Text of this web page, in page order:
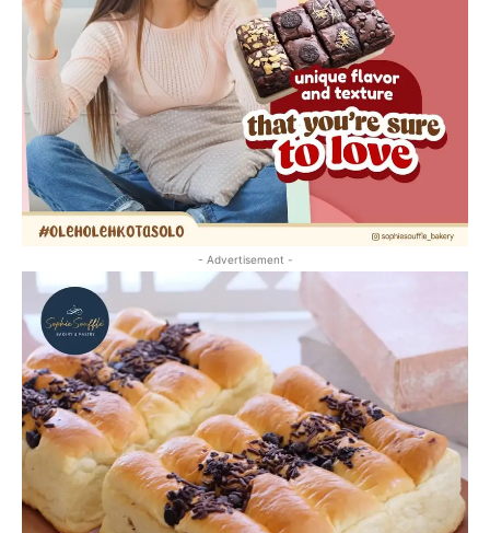
- Advertisement -